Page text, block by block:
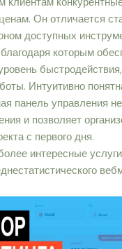
Он отличается
доступных
которым
Интуитивно
панель управления
и позволяет
с первого дня.
интересные